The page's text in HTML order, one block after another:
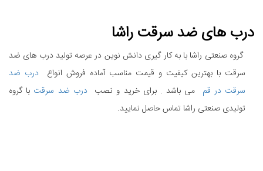
درب های ضد سرقت راشا
گروه صنعتی راشا با به کار گیری دانش نوین در عرصه تولید درب های ضد
سرقت با بهترین کیفیت و قیمت مناسب آماده فروش انواع
درب ضد
سرقت در قم می باشد . برای خرید و نصب درب ضد سرقت با گروه
تولیدی صنعتی راشا تماس حاصل نمایید.